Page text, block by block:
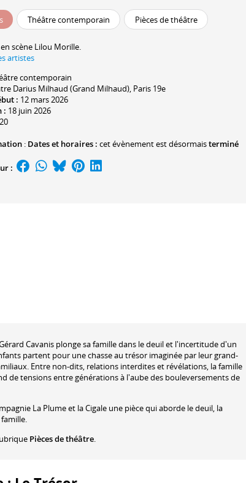
Théâtre contemporain Pièces de théâtre
scène Lilou Morille.
artistes
contemporain
Darius Milhaud (Grand Milhaud), Paris 19e
: 12 mars 2026
: 18 juin 2026
: Dates et horaires : cet évènement est désormaisterminé
:
Cavanis plonge sa famille dans le deuil et l'incertitude d'un
partent pour une chasse au trésor imaginée par leur grand-
Entre non-dits, relations interdites et révélations, la famille
de tensions entre générations à l'aube des bouleversements de
La Plume et la Cigale une pièce qui aborde le deuil, la
Pièces de théâtre.